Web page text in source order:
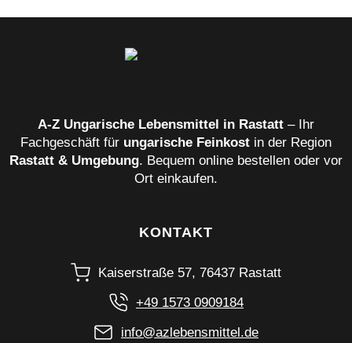
A‑Z Ungarische Lebensmittel in Rastatt – Ihr
Fachgeschäft für ungarische Feinkost in der Region
Rastatt & Umgebung. Bequem online bestellen oder vor
Ort einkaufen.
KONTAKT
Kaiserstraße 57, 76437 Rastatt
+49 1573 0909184
info@azlebensmittel.de